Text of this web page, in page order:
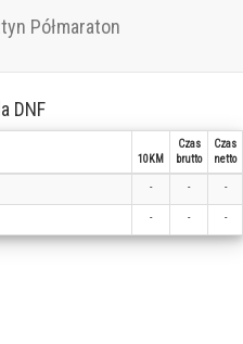
Półmaraton
DNF
10KM
Czas
brutto
Czas
netto
- - -
- - -